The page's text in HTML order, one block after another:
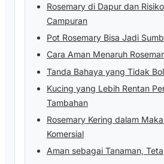
Rosemary di Dapur dan
Campuran
Pot Rosemary Bisa Jadi
Cara Aman Menaruh
Tanda Bahaya yang Tidak
Kucing yang Lebih Rentan
Tambahan
Rosemary Kering dalam
Komersial
Aman sebagai Tanaman,